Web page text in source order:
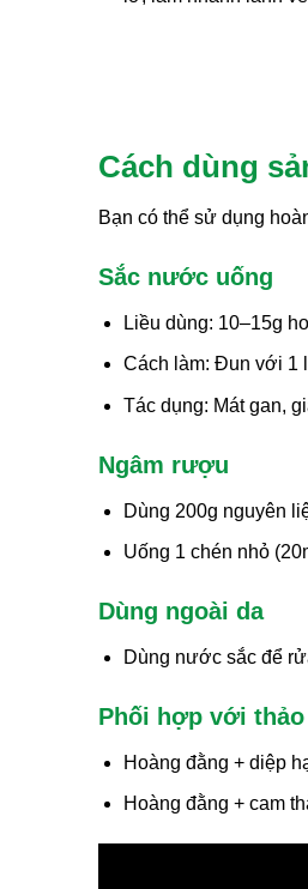
Cách dùng
Bạn có thể sử dụng
Sắc nước uống
Liều dùng: 10–15g
Cách làm: Đun với 1
Tác dụng: Mát gan,
Ngâm rượu
Dùng 200g nguyên
Uống 1 chén nhỏ
Dùng ngoài da
Dùng nước sắc để
Phối hợp với
Hoàng đằng + diệp
Hoàng đằng + cam